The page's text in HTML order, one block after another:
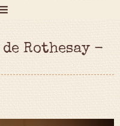
Rothesay -